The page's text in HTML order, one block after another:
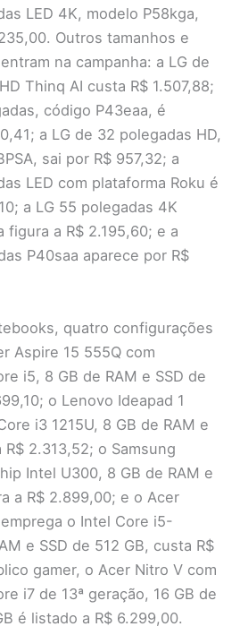
LED 4K, modelo P58kga,
Outros tamanhos e
na campanha: a LG de
Thinq AI custa R$ 1.507,88;
código P43eaa, é
a LG de 32 polegadas HD,
sai por R$ 957,32; a
LED com plataforma Roku é
a LG 55 polegadas 4K
figura a R$ 2.195,60; e a
P40saa aparece por R$
quatro configurações
Aspire 15 555Q com
i5, 8 GB de RAM e SSD de
o Lenovo Ideapad 1
i3 1215U, 8 GB de RAM e
R$ 2.313,52; o Samsung
Intel U300, 8 GB de RAM e
a R$ 2.899,00; e o Acer
o Intel Core i5-
e SSD de 512 GB, custa R$
gamer, o Acer Nitro V com
i7 de 13ª geração, 16 GB de
é listado a R$ 6.299,00.